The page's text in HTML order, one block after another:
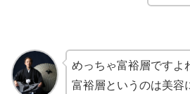
めっちゃ富裕層ですよ
富裕層というのは美容